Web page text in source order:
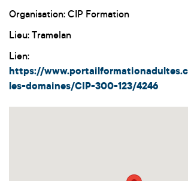
Organisation: CIP Formation
Lieu: Tramelan
Lien:
https://
les-domaines/CIP-300-123/4246